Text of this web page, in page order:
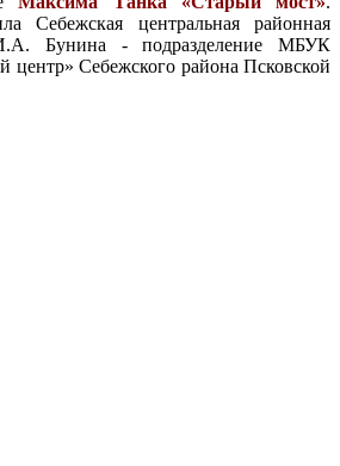
Себежская центральная районная
Бунина - подразделение МБУК
центр» Себежского района Псковской